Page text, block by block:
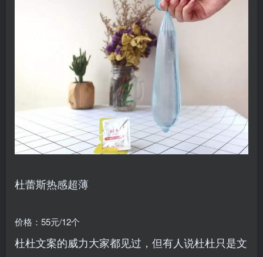
杜蕾斯热感超薄
价格：55元/12个
杜杜文案的威力大家都见过，但有人说杜杜只是文